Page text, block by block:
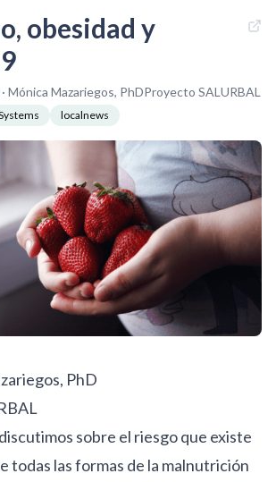
obesidad y
Mónica Mazariegos, PhDProyecto SALURBAL
localnews
PhD
sobre el riesgo que existe
todas las formas de la malnutrición